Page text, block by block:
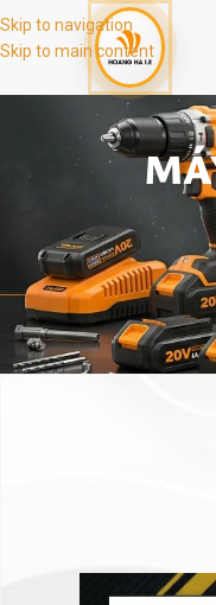
Skip to navigation
Skip to main content